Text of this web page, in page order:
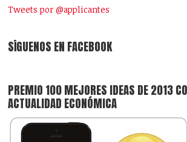
Tweets por @applicantes
SÍGUENOS EN FACEBOOK
PREMIO 100 MEJORES IDEAS DE 2013
ACTUALIDAD ECONÓMICA